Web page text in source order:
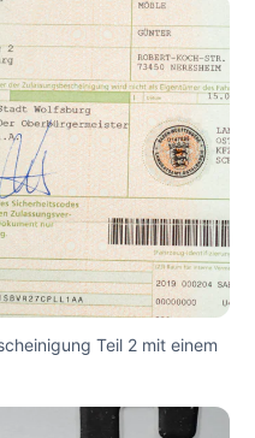
Teil 2 mit einem